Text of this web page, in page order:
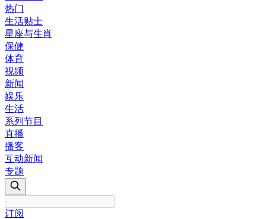
热门
生活贴士
星座与生肖
保健
体育
视频
新闻
娱乐
生活
系列节目
直播
播客
互动新闻
专题
订阅